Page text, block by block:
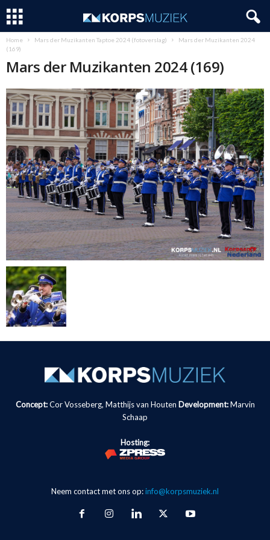
Home Mars der Muzikanten Taptoe 2024 (fotoverslag)
Mars der Muzikanten 2024
(169)
Mars der Muzikanten 2024 (169)
Concept:Cor Vosseberg, Matthijs van Houten Development: Marvin
Schaap
Hosting:
Neem contact met ons op:info@korpsmuziek.nl